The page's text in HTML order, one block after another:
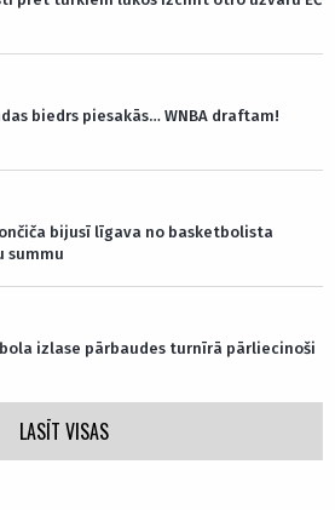
biedrs piesakās… WNBA draftam!
bijusī līgava no basketbolista
summu
izlase pārbaudes turnīrā pārliecinoši
LASĪT VISAS